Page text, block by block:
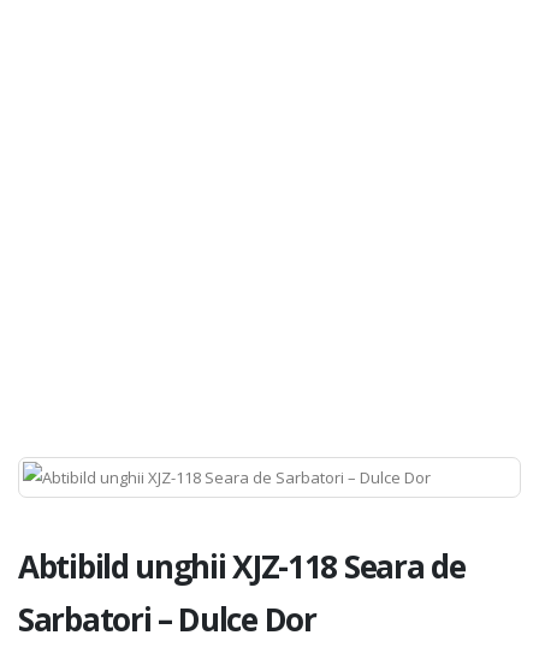
Abtibild unghii XJZ-118 Seara de
Sarbatori – Dulce Dor